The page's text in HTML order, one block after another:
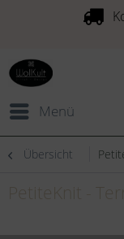
Menü
Übersicht